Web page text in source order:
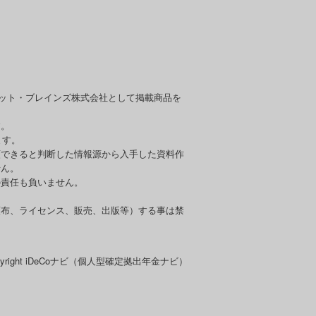
ト・ブレインズ株式会社として掲載商品を
。
きると判断した情報源から入手した資料作
。
任も負いません。
、ライセンス、販売、出版等）する事は禁
iDeCoナビ（個人型確定拠出年金ナビ）